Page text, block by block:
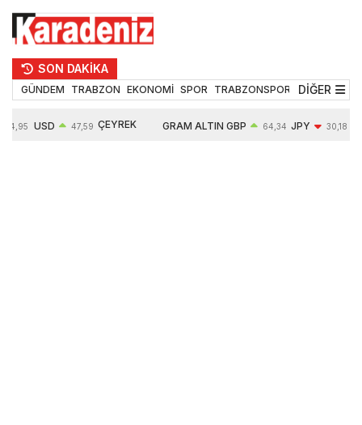
SON DAKİKA
GÜNDEM TRABZON EKONOMİ SPOR TRABZONSPOR TEKNOLOJİ
DİĞER
54,95 USD 47,59 ÇEYREK GRAM ALTIN GBP 64,34 JPY 30,18